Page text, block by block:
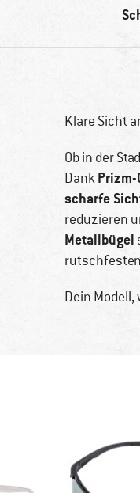
Klare Sicht
Ob in der
Dank
scharfe
reduzieren
Metallbügel
Dein